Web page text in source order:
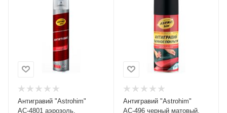
Антигравий "Astrohim"
АС-4801 аэрозоль,
Антигравий "Astrohim"
АС-496 черный матовый,